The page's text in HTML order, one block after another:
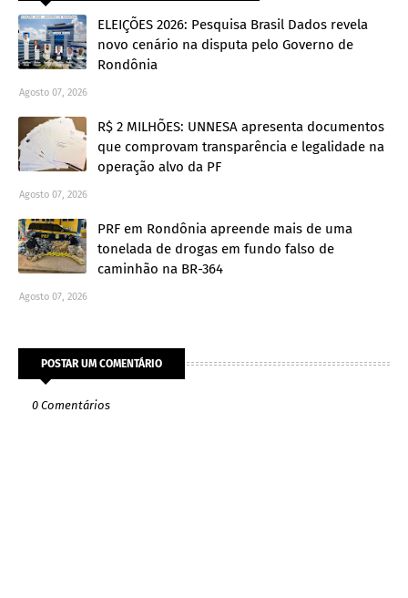
ELEIÇÕES 2026: Pesquisa Brasil Dados revela
novo cenário na disputa pelo Governo de
Rondônia
Agosto 07, 2026
R$ 2 MILHÕES: UNNESA apresenta documentos
que comprovam transparência e legalidade na
operação alvo da PF
Agosto 07, 2026
PRF em Rondônia apreende mais de uma
tonelada de drogas em fundo falso de
caminhão na BR-364
Agosto 07, 2026
POSTAR UM COMENTÁRIO
0 Comentários